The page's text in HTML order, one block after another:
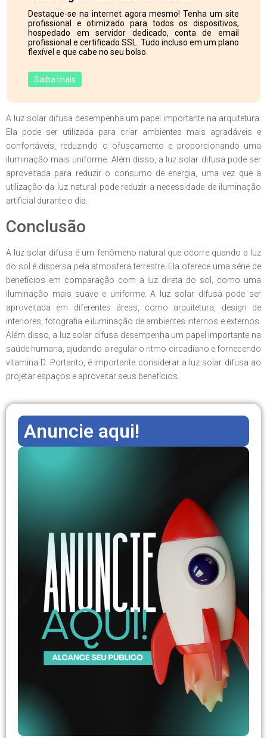
Destaque-se na internet agora mesmo! Tenha um site
profissional e otimizado para todos os dispositivos,
hospedado em servidor dedicado, conta de email
profissional e certificado SSL. Tudo incluso em um plano
flexível e que cabe no seu bolso.
Saiba mais
A luz solar difusa desempenha um papel importante na arquitetura.
Ela pode ser utilizada para criar ambientes mais agradáveis e
confortáveis, reduzindo o ofuscamento e proporcionando uma
iluminação mais uniforme. Além disso, a luz solar difusa pode ser
aproveitada para reduzir o consumo de energia, uma vez que a
utilização da luz natural pode reduzir a necessidade de iluminação
artificial durante o dia.
Conclusão
A luz solar difusa é um fenômeno natural que ocorre quando a luz
do sol é dispersa pela atmosfera terrestre. Ela oferece uma série de
benefícios em comparação com a luz direta do sol, como uma
iluminação mais suave e uniforme. A luz solar difusa pode ser
aproveitada em diferentes áreas, como arquitetura, design de
interiores, fotografia e iluminação de ambientes internos e externos.
Além disso, a luz solar difusa desempenha um papel importante na
saúde humana, ajudando a regular o ritmo circadiano e fornecendo
vitamina D. Portanto, é importante considerar a luz solar difusa ao
projetar espaços e aproveitar seus benefícios.
Anuncie aqui!